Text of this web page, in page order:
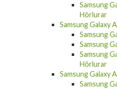
Samsung
Hörlurar
Samsung Galaxy
Samsung
Samsung
Samsung
Hörlurar
Samsung Galaxy
Samsung